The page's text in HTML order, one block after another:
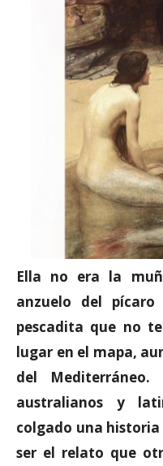
Ella no era la
anzuelo del pícaro
pescadita que no
lugar en el mapa,
del Mediterráneo.
australianos y
colgado una historia
ser el relato que